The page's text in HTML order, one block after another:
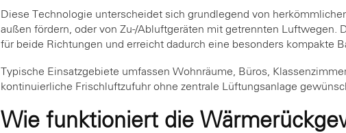
Diese Technologie unterscheidet sich grundlegend von
außen fördern, oder von Zu-/Abluftgeräten mit getrennten Luftwegen.
für beide Richtungen und erreicht dadurch eine besonders kompakte
Typische Einsatzgebiete umfassen Wohnräume, Büros,
kontinuierliche Frischluftzufuhr ohne zentrale Lüftungsanlage
Wie funktioniert die